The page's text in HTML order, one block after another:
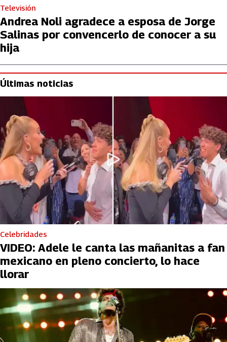
Televisión
Andrea Noli agradece a esposa de Jorge
Salinas por convencerlo de conocer a su
hija
Últimas noticias
Celebridades
VIDEO: Adele le canta las mañanitas a fan
mexicano en pleno concierto, lo hace
llorar